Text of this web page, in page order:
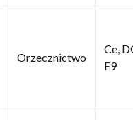
Orzecznictwo
Ce,
E9